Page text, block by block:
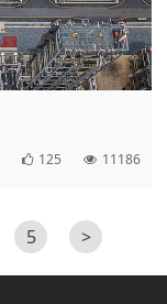
125 11186
5 >